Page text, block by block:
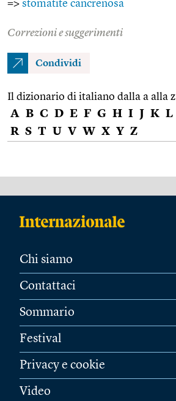
=> stomatite cancrenosa
Correzioni e suggerimenti
Condividi
Il dizionario di italiano dalla a alla z
A B C D E F G H I J K L
R S T U V W X Y Z
Chi siamo
Contattaci
Sommario
Festival
Privacy e cookie
Video